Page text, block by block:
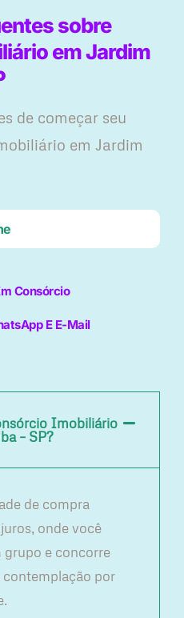
sobre
em Jardim
de começar seu
em Jardim
Consórcio
E E-Mail
Imobiliário
– SP?
de compra
onde você
grupo e concorre
contemplação por